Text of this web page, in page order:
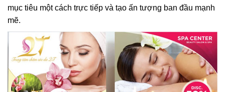
mục tiêu một cách trực tiếp và tạo ấn tượng ban đầu mạnh
mẽ.